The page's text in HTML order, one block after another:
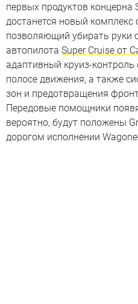
первых продуктов концерна
достанется новый комплекс
позволяющий убирать руки
автопилота Super Cruise от
адаптивный круиз-
полосе движения, а также
зон и предотвращения
Передовые помощники
вероятно, будут положены
дорогом исполнении